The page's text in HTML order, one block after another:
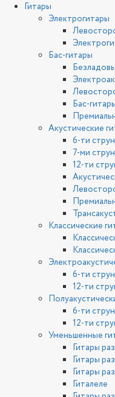
Гитары
Электрогитары
Бас-гитары
Бас-
Акустические
6-ти
7-ми
12-ти
Классические
6-ти
12-ти
6-ти
12-ти
Уменьшенные
Гитары
Гитары
Гитары
Гиталеле